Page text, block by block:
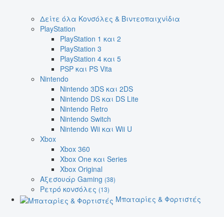
Δείτε όλα Κονσόλες & Βιντεοπαιχνίδια
PlayStation
PlayStation 1 και 2
PlayStation 3
PlayStation 4 και 5
PSP και PS Vita
Nintendo
Nintendo 3DS και 2DS
Nintendo DS και DS Lite
Nintendo Retro
Nintendo Switch
Nintendo Wii και Wii U
Xbox
Xbox 360
Xbox One και Series
Xbox Original
Αξεσουάρ Gaming (38)
Ρετρό κονσόλες (13)
Μπαταρίες & Φορτιστές